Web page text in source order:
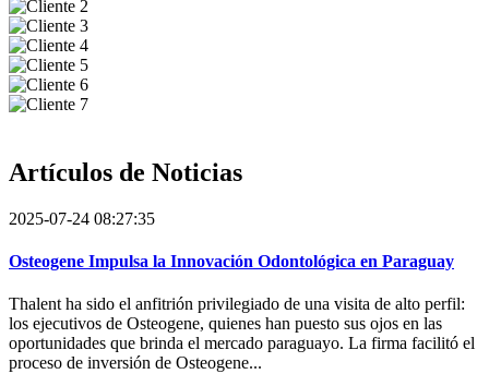
Artículos de Noticias
2025-07-24 08:27:35
Osteogene Impulsa la Innovación Odontológica en Paraguay
Thalent ha sido el anfitrión privilegiado de una visita de alto perfil:
los ejecutivos de Osteogene, quienes han puesto sus ojos en las
oportunidades que brinda el mercado paraguayo. La firma facilitó el
proceso de inversión de Osteogene...